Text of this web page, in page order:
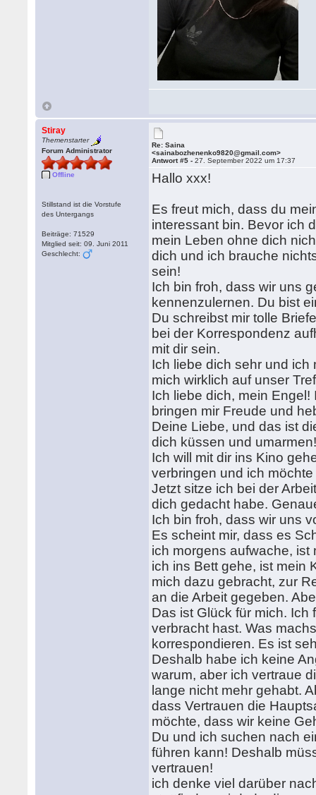
Stiray
Themenstarter
Forum Administrator
Offline
Stillstand ist die Vorstufe
des Untergangs
Beiträge: 71529
Mitglied seit: 09. Juni 2011
Geschlecht:
Re: Saina
<sainabozhenenko9820@gmail.com>
Antwort #5 -27. September 2022 um 17:37
Hallo xxx!
Es freut mich, dass du
interessant bin. Bevor ich
mein Leben ohne dich
dich und ich brauche
sein!
Ich bin froh, dass wir uns
kennenzulernen. Du bist
Du schreibst mir tolle
bei der Korrespondenz
mit dir sein.
Ich liebe dich sehr und ich
mich wirklich auf unser
Ich liebe dich, mein
bringen mir Freude und
Deine Liebe, und das ist
dich küssen und
Ich will mit dir ins Kino
verbringen und ich
Jetzt sitze ich bei der
dich gedacht habe.
Ich bin froh, dass wir uns
Es scheint mir, dass es
ich morgens aufwache,
ich ins Bett gehe, ist mein
mich dazu gebracht, zur
an die Arbeit gegeben.
Das ist Glück für mich. Ich
verbracht hast. Was
korrespondieren. Es ist
Deshalb habe ich keine
warum, aber ich vertraue
lange nicht mehr gehabt.
dass Vertrauen die
möchte, dass wir keine
Du und ich suchen nach
führen kann! Deshalb
vertrauen!
ich denke viel darüber